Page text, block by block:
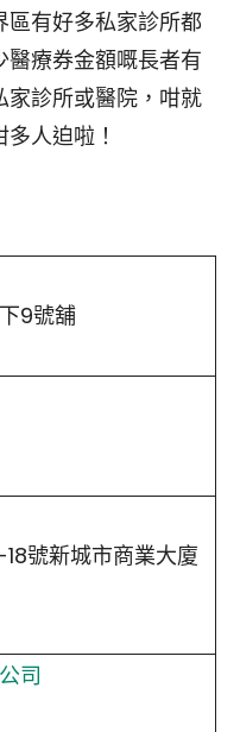
區有好多私家診所都
療券金額嘅長者有
家診所或醫院，咁就
人迫啦！
9號舖
號新城市商業大廈
司